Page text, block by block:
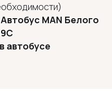
MAN Белого
автобусе